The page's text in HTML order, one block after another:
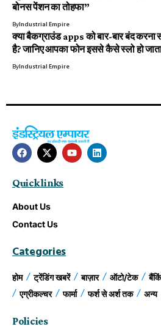
बोनस पेंशन का तोहफा”
ByIndustrial Empire
क्या बैकग्राउंड apps को बार-बार बंद करना
है? जानिए आपका फोन इससे कैसे स्लो हो
ByIndustrial Empire
Quick links
About Us
Contact Us
Categories
होम ट्रेंडिंग खबरें बाज़ार ऑटो/टेक
एग्रीकल्चर
फार्मा फर्श से अर्श तक अन्य
Policies